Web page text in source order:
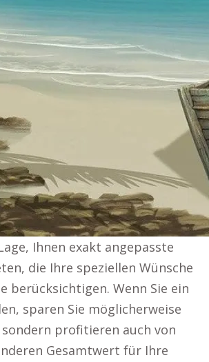
Ihnen exakt angepasste
die Ihre speziellen Wünsche
berücksichtigen. Wenn Sie ein
sparen Sie möglicherweise
profitieren auch von
Gesamtwert für Ihre